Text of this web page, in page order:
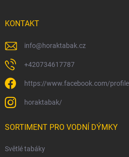
KONTAKT
info@horaktabak.cz
+420734617787
https://www.facebook.com/
horaktabak/
SORTIMENT PRO VODNÍ DÝMKY
Světlé tabáky